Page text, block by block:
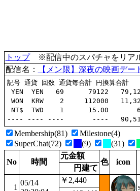
トップ※配信中のスパチャをリアル
配信名：
【メン限】深夜の映画デ
記号 通貨 回数 通貨毎合計 円換算合計
YEN  YEN   69      79122
WON  KRW    2     112000
NT$  TWD    1      15.00
Membership(81)
Milestone(4)
SuperChat(72)
(9) (31)
No 時間
元金額
色 icon
円建て
1
05/14
￥2,440